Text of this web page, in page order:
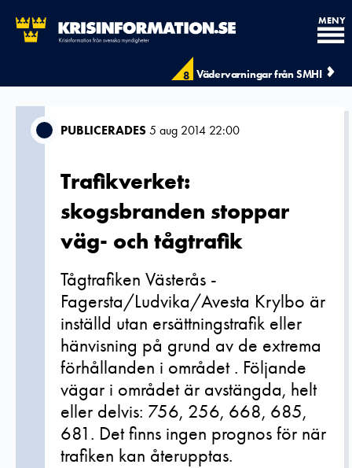
8 Vädervarningar från SMHI
MENY
PUBLICERADES5 aug 2014 22:00
Trafikverket:
skogsbranden stoppar
väg- och tågtrafik
Tågtrafiken Västerås -
Fagersta/Ludvika/Avesta Krylbo är
inställd utan ersättningstrafik eller
hänvisning på grund av de extrema
förhållanden i området . Följande
vägar i området är avstängda, helt
eller delvis: 756, 256, 668, 685,
681. Det finns ingen prognos för när
trafiken kan återupptas.